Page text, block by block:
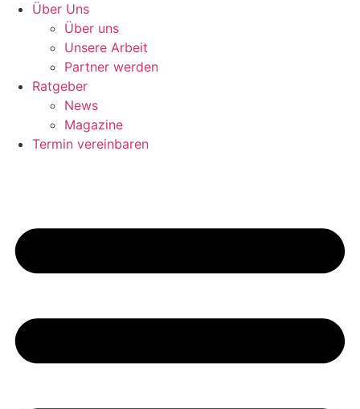
Über Uns
Über uns
Unsere Arbeit
Partner werden
Ratgeber
News
Magazine
Termin vereinbaren